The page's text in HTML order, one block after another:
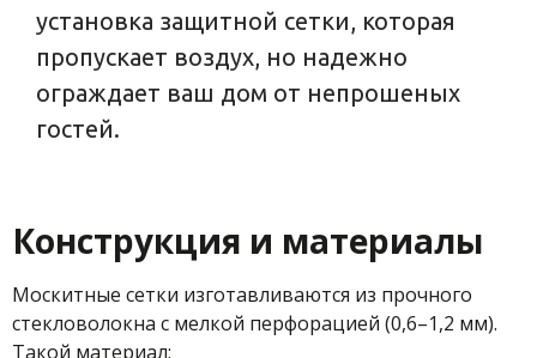
установка защитной сетки, которая
пропускает воздух, но надежно
ограждает ваш дом от непрошеных
гостей.
Конструкция и материалы
Москитные сетки изготавливаются из прочного
стекловолокна с мелкой перфорацией (0,6–1,2 мм).
Такой материал: